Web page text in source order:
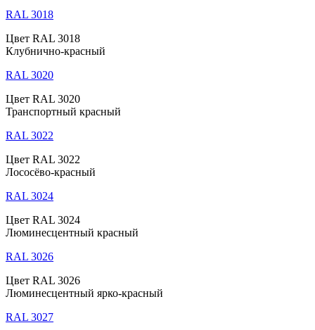
RAL 3018
Цвет RAL 3018
Клубнично-красный
RAL 3020
Цвет RAL 3020
Транспортный красный
RAL 3022
Цвет RAL 3022
Лососёво-красный
RAL 3024
Цвет RAL 3024
Люминесцентный красный
RAL 3026
Цвет RAL 3026
Люминесцентный ярко-красный
RAL 3027